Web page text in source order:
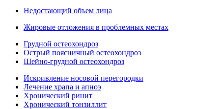
Недостающий объем лица
Жировые отложения в проблемных местах
Грудной остеохондроз
Острый поясничный остеохондроз
Шейно-грудной остеохондроз
Искривление носовой перегородки
Лечение храпа и апноэ
Хронический ринит
Хронический тонзиллит